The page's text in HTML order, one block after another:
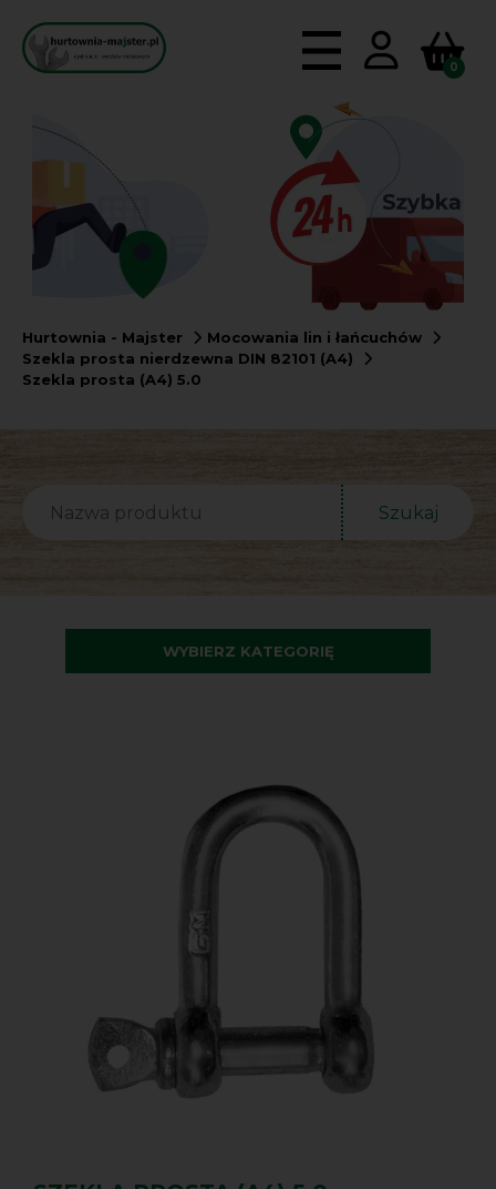
0
Hurtownia - Majster
Mocowania lin i łańcuchów
Szekla prosta nierdzewna DIN 82101 (A4)
Szekla prosta (A4) 5.0
WYBIERZ KATEGORIĘ
Szukaj